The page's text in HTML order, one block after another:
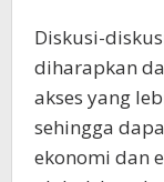
Diskusi-
diharapkan
akses yang
sehingga
ekonomi dan